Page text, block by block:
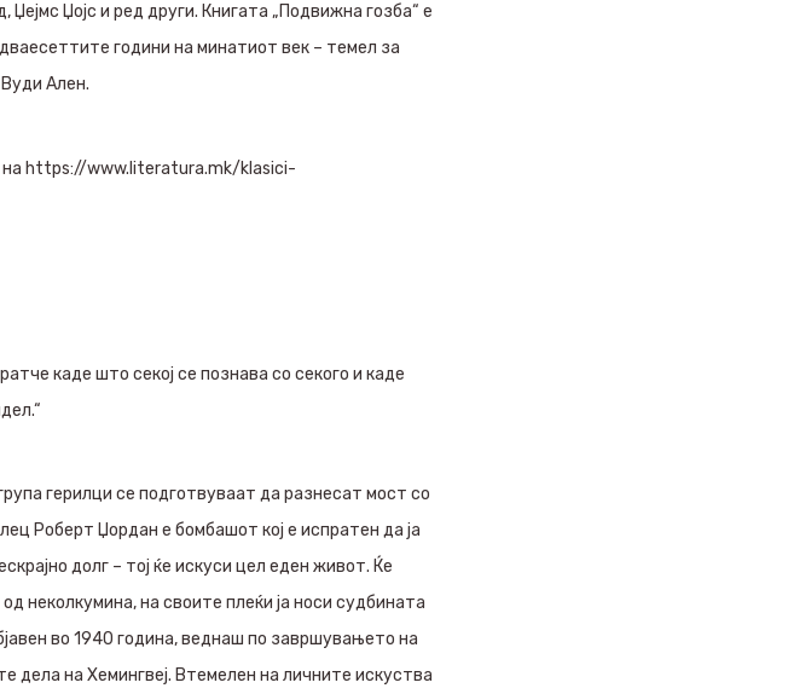
Џојс и ред други. Книгата „Подвижна гозба“ е
години на минатиот век – темел за
Ален.
на https://www.literatura.mk/klasici-
каде што секој се познава со секого и каде
герилци се подготвуваат да разнесат мост со
Роберт Џордан е бомбашот кој е испратен да ја
долг – тој ќе искуси цел еден живот. Ќе
неколкумина, на своите плеќи ја носи судбината
во 1940 година, веднаш по завршувањето на
дела на Хемингвеј. Втемелен на личните искуства